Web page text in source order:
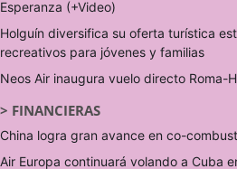
Esperanza (+Video)
Holguín diversifica su oferta turística
recreativos para jóvenes y familias
Neos Air inaugura vuelo directo Roma-
> FINANCIERAS
China logra gran avance en co-
Air Europa continuará volando a Cuba